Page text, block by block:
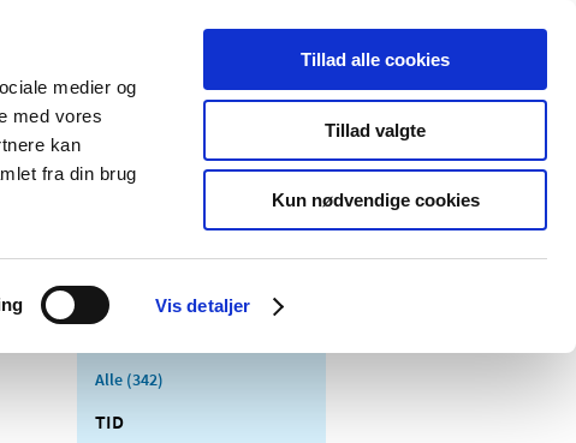
medier og
med vores
kan
fra din brug
Vis detaljer
Tillad alle cookies
Tillad valgte
Kun nødvendige cookies
Udgivelser
Medicinsk
Særlige
produktområder
Alle (342)
TID